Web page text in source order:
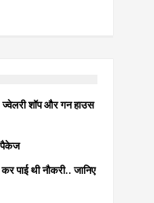
ज्वेलरी शॉप और गन हाउस
पैकेज
पाई थी नौकरी.. जानिए